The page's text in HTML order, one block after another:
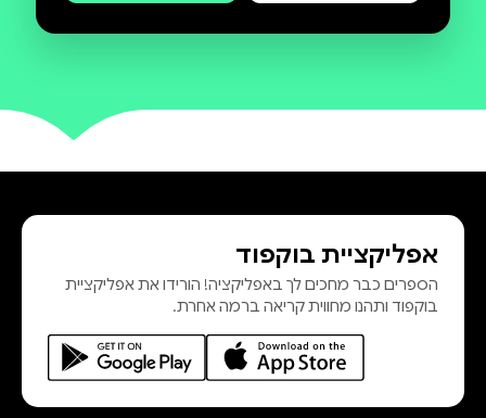
אפליקציית בוקפוד
הספרים כבר מחכים לך באפליקציה! הורידו את אפליקציית
בוקפוד ותהנו מחווית קריאה ברמה אחרת.